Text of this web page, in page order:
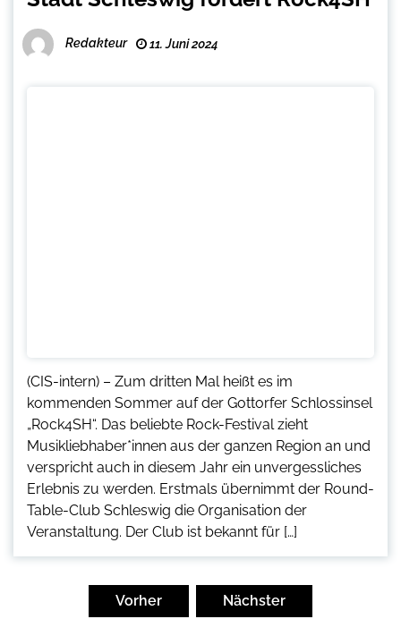
Redakteur 11. Juni 2024
(CIS-intern) – Zum dritten Mal heißt es im
kommenden Sommer auf der Gottorfer Schlossinsel
„Rock4SH“. Das beliebte Rock-Festival zieht
Musikliebhaber*innen aus der ganzen Region an und
verspricht auch in diesem Jahr ein unvergessliches
Erlebnis zu werden. Erstmals übernimmt der Round-
Table-Club Schleswig die Organisation der
Veranstaltung. Der Club ist bekannt für […]
Vorher Nächster